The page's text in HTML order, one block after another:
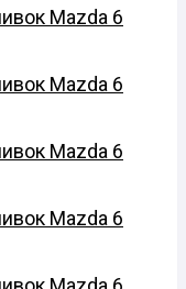
Mazda 6
Mazda 6
Mazda 6
Mazda 6